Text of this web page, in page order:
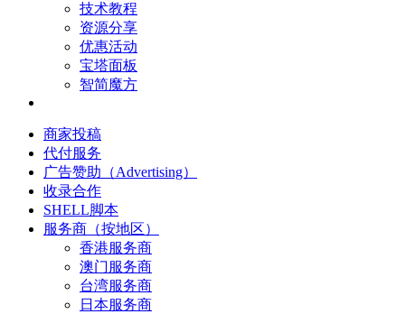
技术教程
资源分享
优惠活动
宝塔面板
智简魔方
商家投稿
代付服务
广告赞助（Advertising）
收录合作
SHELL脚本
服务商（按地区）
香港服务商
澳门服务商
台湾服务商
日本服务商